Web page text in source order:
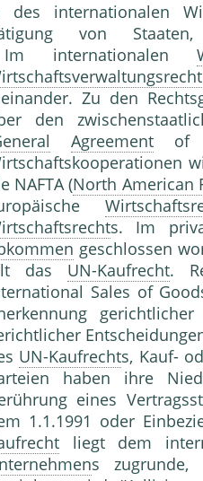
des internationalen
von
Im internationalen
Zu den
den
Agreement of
NAFTA (North American
s. Im
geschlossen
das UN-Kaufrecht.
Sales of
UN-Kaufrechts, Kauf-
haben ihre
eines
1.1.1991 oder
liegt dem
s zugrunde,